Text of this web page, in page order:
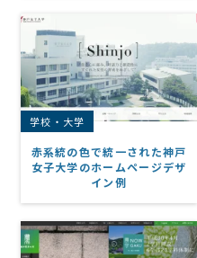
学校・大学
赤系統の色で統一された神戸
女子大学のホームページデザ
イン例